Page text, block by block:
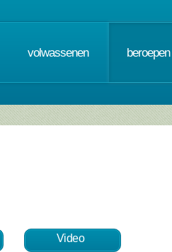
volwassenen beroepen
Video